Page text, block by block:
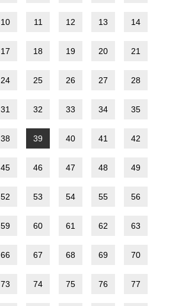
10 11 12 13 14
17 18 19 20 21
24 25 26 27 28
31 32 33 34 35
38 39 40 41 42
45 46 47 48 49
52 53 54 55 56
59 60 61 62 63
66 67 68 69 70
73 74 75 76 77